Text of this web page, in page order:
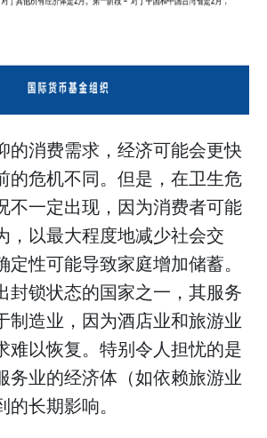
的消费需求，经济可能会更快
的危机不同。但是，在卫生危
不一定出现，因为消费者可能
，以最大程度地减少社会交
性可能导致家庭增加储蓄。
封锁状态的国家之一，其服务
制造业，因为酒店业和旅游业
难以恢复。特别令人担忧的是
务业的经济体（如依赖旅游业
长期影响。